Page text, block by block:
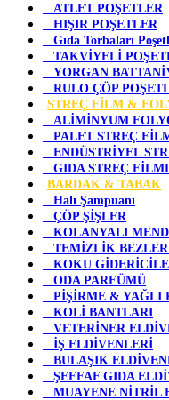
ATLET POŞETLER
HIŞIR POŞETLER
Gıda Torbaları
TAKVİYELİ
YORGAN
RULO ÇÖP
STREÇ FİLM &
ALİMİNYUM
PALET STREÇ
ENDÜSTRİYEL
GIDA STREÇ
BARDAK & TABAK
Halı Şampuanı
ÇÖP ŞİŞLER
KOLANYALI
TEMİZLİK
KOKU
ODA PARFÜMÜ
PİŞİRME & YAĞLI
KOLİ BANTLARI
VETERİNER
İŞ ELDİVENLERİ
BULAŞIK
ŞEFFAF GIDA
MUAYENE NİTRİL